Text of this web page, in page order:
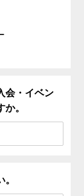
会・イベン
。